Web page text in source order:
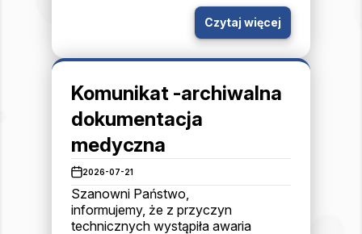
Czytaj więcej
Komunikat -archiwalna
dokumentacja
medyczna
2026-07-21
Szanowni Państwo,
informujemy, że z przyczyn
technicznych wystąpiła awaria